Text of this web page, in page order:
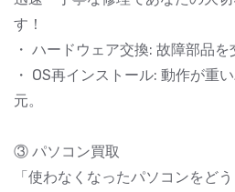
す！
・ ハードウェア交換: 故障部品を
・ OS再インストール: 動作が重
元。
③ パソコン買取
「使わなくなったパソコンをどう